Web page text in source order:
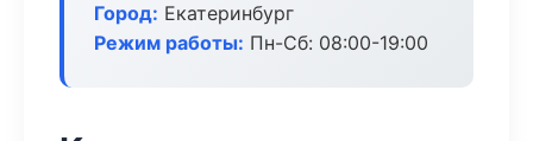
Город: Екатеринбург
Режим работы: Пн-Сб: 08:00-19:00